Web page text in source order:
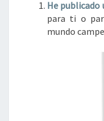
He publicado
para ti o
mundo